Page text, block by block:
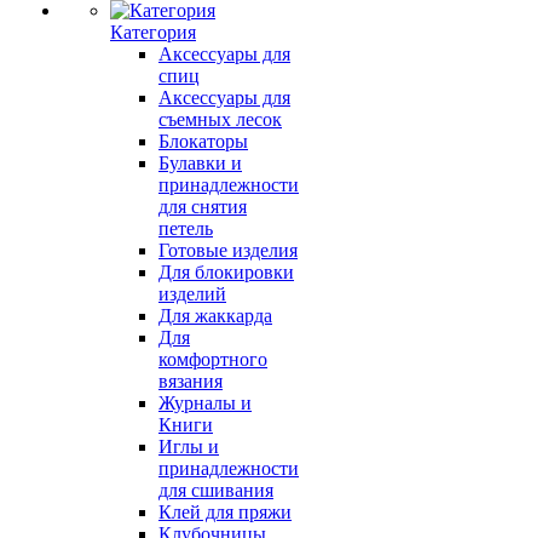
Категория
Аксессуары для
спиц
Аксессуары для
съемных лесок
Блокаторы
Булавки и
принадлежности
для снятия
петель
Готовые изделия
Для блокировки
изделий
Для жаккарда
Для
комфортного
вязания
Журналы и
Книги
Иглы и
принадлежности
для сшивания
Клей для пряжи
Клубочницы